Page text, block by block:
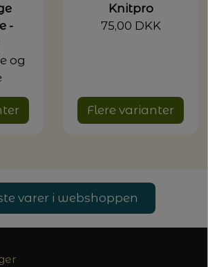
-
og
Knitpro
75,00 DKK
Flere varianter
varer i webshoppen